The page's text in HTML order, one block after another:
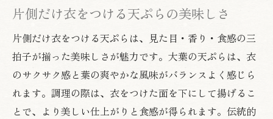
片面衣で感じる大葉天ぷらの深い味わい
大葉天ぷらの片側衣がもつ食感の魅力
おもてなしにも最適な大葉天ぷらの楽しみ
方
片側だけ衣をつける天ぷらの美味しさ
片側だけ衣をつける天ぷらは、見た目・香り・食感の三
拍子が揃った美味しさが魅力です。大葉の天ぷらは、衣
のサクサク感と葉の爽やかな風味がバランスよく感じら
れます。調理の際は、衣をつけた面を下にして揚げるこ
とで、より美しい仕上がりと食感が得られます。伝統的